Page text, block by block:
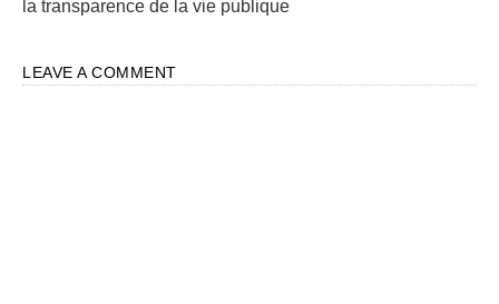
la transparence de la vie publique
LEAVE A COMMENT